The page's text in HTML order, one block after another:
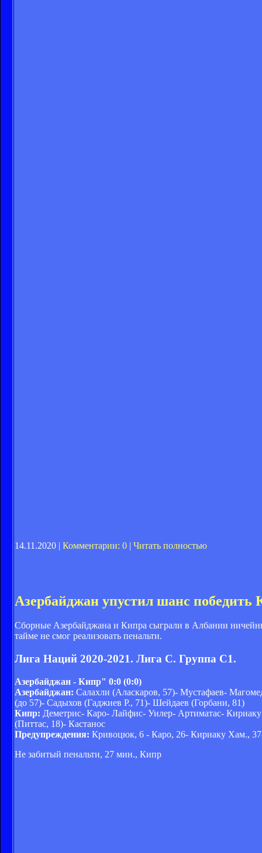
14.11.2020 | Комментарии: 0 | Читать полностью
Азербайджан упустил шанс победить
Сборные Азербайджана и Кипра сыграли в Албании
тайме не смог реализовать пенальти.
Лига Наций 2020-2021. Лига C. Группа C1.
Азербайджан - Кипр" 0:0 (0:0)
Азербайджан: Салахли (Аласкаров, 57)- Мустафаев-
(до 57)- Садыхов (Гаджиев Р., 71)- Шейдаев (Горбани, 81)
Кипр: Деметрис- Каро- Лайфис- Уилер- Артиматас-
(Питтас, 18)- Кастанос
Предупреждения: Кривоцюк, 6 - Каро, 26- Кириаку Хам.,
Не забитый пенальти, 27 мин., Кипр